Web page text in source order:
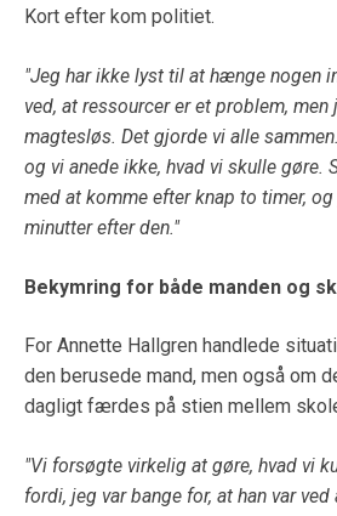
Kort efter kom politiet.
"Jeg har ikke lyst til at hænge nogen
ved, at ressourcer er et problem,
magtesløs. Det gjorde vi alle
og vi anede ikke, hvad vi skulle gøre.
med at komme efter knap to timer,
minutter efter den."
Bekymring for både manden og
For Annette Hallgren handlede
den berusede mand, men også om
dagligt færdes på stien mellem
"Vi forsøgte virkelig at gøre, hvad vi
fordi, jeg var bange for, at han var